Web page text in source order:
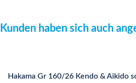
Produktgalerie überspringen
Kunden haben sich auch
Hakama Gr 160/26 Kendo & Aikido